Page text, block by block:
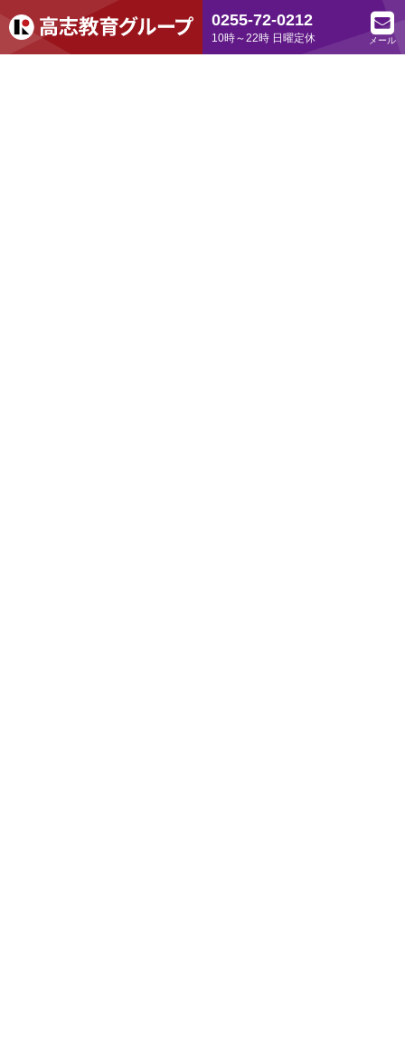
0255-72-0212
10時～22時 日曜定休 メール